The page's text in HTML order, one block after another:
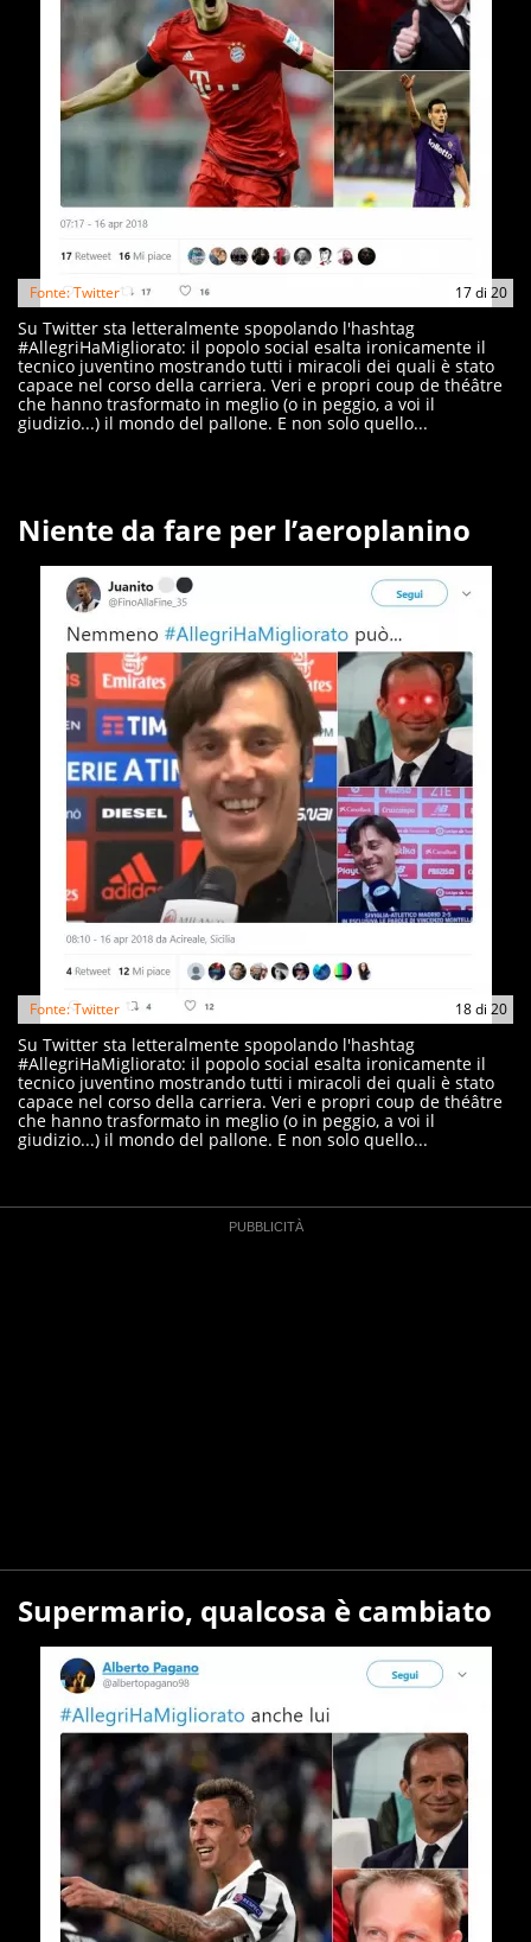
17di 20
Fonte: Twitter
Su Twitter sta letteralmente spopolando l'hashtag
#AllegriHaMigliorato: il popolo social esalta ironicamente il
tecnico juventino mostrando tutti i miracoli dei quali è stato
capace nel corso della carriera. Veri e propri coup de théâtre
che hanno trasformato in meglio (o in peggio, a voi il
giudizio...) il mondo del pallone. E non solo quello...
Niente da fare per l’aeroplanino
18di 20
Fonte: Twitter
Su Twitter sta letteralmente spopolando l'hashtag
#AllegriHaMigliorato: il popolo social esalta ironicamente il
tecnico juventino mostrando tutti i miracoli dei quali è stato
capace nel corso della carriera. Veri e propri coup de théâtre
che hanno trasformato in meglio (o in peggio, a voi il
giudizio...) il mondo del pallone. E non solo quello...
Supermario, qualcosa è cambiato